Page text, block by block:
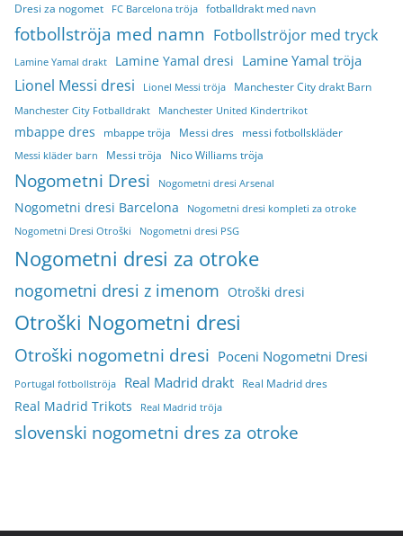
Dresi za nogomet FC Barcelona tröja fotballdrakt med navn
fotbollströja med namn Fotbollströjor med tryck
Lamine Yamal drakt Lamine Yamal dresi Lamine Yamal tröja
Lionel Messi dresi Lionel Messi tröja Manchester City drakt Barn
Manchester City Fotballdrakt Manchester United Kindertrikot
mbappe dres mbappe tröja Messi dres messi fotbollskläder
Messi kläder barn Messi tröja Nico Williams tröja
Nogometni Dresi Nogometni dresi Arsenal
Nogometni dresi Barcelona
Nogometni dresi kompleti za otroke
Nogometni Dresi Otroški
Nogometni dresi PSG
Nogometni dresi za otroke
nogometni dresi z imenom Otroški dresi
Otroški Nogometni dresi
Otroški nogometni dresi Poceni Nogometni Dresi
Portugal fotbollströja Real Madrid drakt Real Madrid dres
Real Madrid Trikots Real Madrid tröja
slovenski nogometni dres za otroke